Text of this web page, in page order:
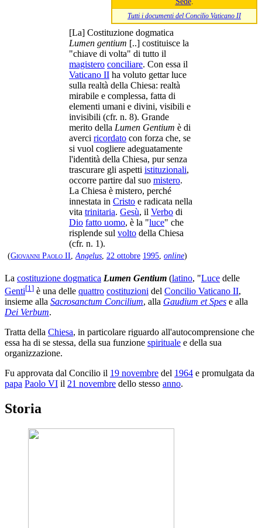
Tutti i documenti del Concilio Vaticano II
[La] Costituzione dogmatica
Lumen gentium [..] costituisce la
"chiave di volta" di tutto il
magistero conciliare. Con essa il
Vaticano II ha voluto gettar luce
sulla realtà della Chiesa: realtà
mirabile e complessa, fatta di
elementi umani e divini, visibili e
invisibili (cfr. n. 8). Grande
merito della Lumen Gentium è di
averci ricordato con forza che, se
si vuol cogliere adeguatamente
l'identità della Chiesa, pur senza
trascurare gli aspetti istituzionali,
occorre partire dal suo mistero.
La Chiesa è mistero, perché
innestata in Cristo e radicata nella
vita trinitaria. Gesù, il Verbo di
Dio fatto uomo, è la "luce" che
risplende sul volto della Chiesa
(cfr. n. 1).
(Giovanni Paolo II Angelus 22 ottobre 1995 online)
La costituzione dogmatica Lumen Gentium (latino, "Luce delle
Genti[1 ] è una delle quattro costituzioni del Concilio Vaticano II,
insieme alla Sacrosanctum Concilium, alla Gaudium et Spes e alla
Dei Verbum.
Tratta della Chiesa, in particolare riguardo all'autocomprensione che
essa ha di se stessa, della sua funzione spirituale e della sua
organizzazione.
Fu approvata dal Concilio il 19 novembre del 1964 e promulgata da
papa Paolo VI il 21 novembre dello stesso anno.
Storia